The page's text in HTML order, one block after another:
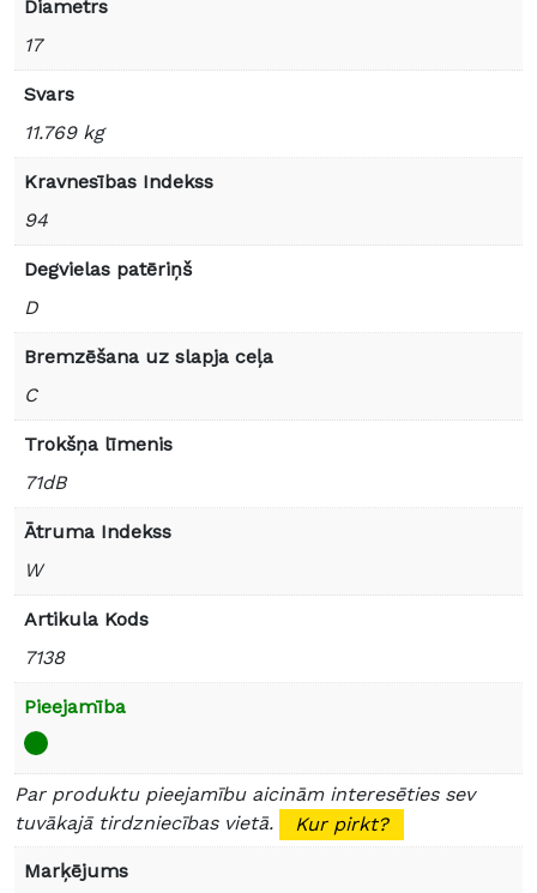
Diametrs
17
Svars
11.769 kg
Kravnesības Indekss
94
Degvielas patēriņš
D
Bremzēšana uz slapja ceļa
C
Trokšņa līmenis
71dB
Ātruma Indekss
W
Artikula Kods
7138
Pieejamība
Par produktu pieejamību aicinām interesēties sev
tuvākajā tirdzniecības vietā.
Kur pirkt?
Marķējums